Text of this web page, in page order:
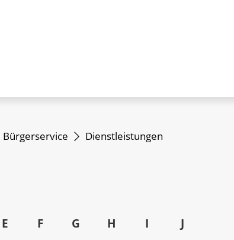
Bürgerservice Dienstleistungen
E F G H I J